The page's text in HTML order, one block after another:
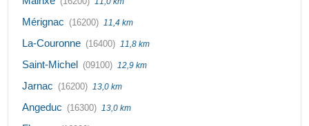
Mérignac (16200) 11,4 km
La-Couronne (16400) 11,8 km
Saint-Michel (09100) 12,9 km
Jarnac (16200) 13,0 km
Angeduc (16300) 13,0 km